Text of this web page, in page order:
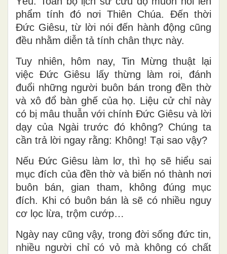
phẩm tính đó nơi Thiên Chúa. Đến thời
Đức Giêsu, từ lời nói đến hành động cũng
đều nhằm diễn tả tính chân thực này.
Tuy nhiên, hôm nay, Tin Mừng thuật lại
việc Đức Giêsu lấy thừng làm roi, đánh
đuổi những người buôn bán trong đền thờ
và xô đổ bàn ghế của họ. Liệu cử chỉ này
có bị mâu thuẫn với chính Đức Giêsu và lời
dạy của Ngài trước đó không? Chúng ta
cần trả lời ngay rằng: Không! Tại sao vậy?
Nếu Đức Giêsu làm lơ, thì họ sẽ hiểu sai
mục đích của đền thờ và biến nó thành nơi
buôn bán, gian tham, không đúng mục
đích. Khi có buôn bán là sẽ có nhiều nguy
cơ lọc lừa, trộm cướp…
Ngày nay cũng vậy, trong đời sống đức tin,
nhiều người chỉ có vỏ mà không có chất